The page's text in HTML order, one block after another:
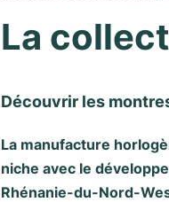
La
Découvrir les
La manufacture
niche avec le
Rhénanie-du-Nord-